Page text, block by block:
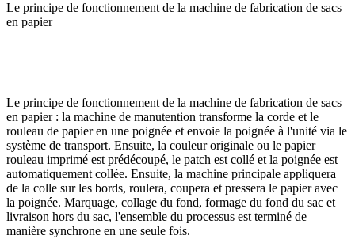
Le principe de fonctionnement de la machine de fabrication de sacs
en papier
Le principe de fonctionnement de la machine de fabrication de sacs
en papier : la machine de manutention transforme la corde et le
rouleau de papier en une poignée et envoie la poignée à l'unité via le
système de transport. Ensuite, la couleur originale ou le papier
rouleau imprimé est prédécoupé, le patch est collé et la poignée est
automatiquement collée. Ensuite, la machine principale appliquera
de la colle sur les bords, roulera, coupera et pressera le papier avec
la poignée. Marquage, collage du fond, formage du fond du sac et
livraison hors du sac, l'ensemble du processus est terminé de
manière synchrone en une seule fois.